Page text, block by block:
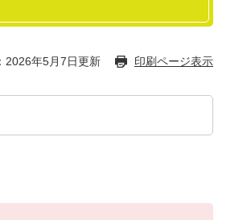
2026年5月7日更新 印刷ページ表示